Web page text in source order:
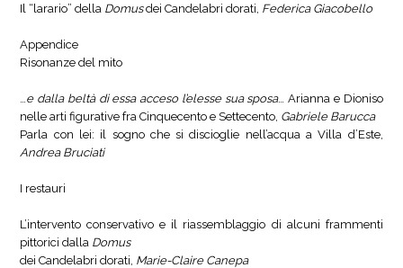
Il “larario” della Domusdei Candelabri dorati, Federica Giacobello
Appendice
Risonanze del mito
e dalla beltà di essa acceso l’elesse sua sposa… Arianna e Dioniso
nelle arti figurative fra Cinquecento e Settecento, Gabriele Barucca
Parla con lei: il sogno che si discioglie nell’acqua a Villa d’Este,
Andrea Bruciati
I restauri
L’intervento conservativo e il riassemblaggio di alcuni frammenti
pittorici dalla Domus
dei Candelabri dorati, Marie-Claire Canepa